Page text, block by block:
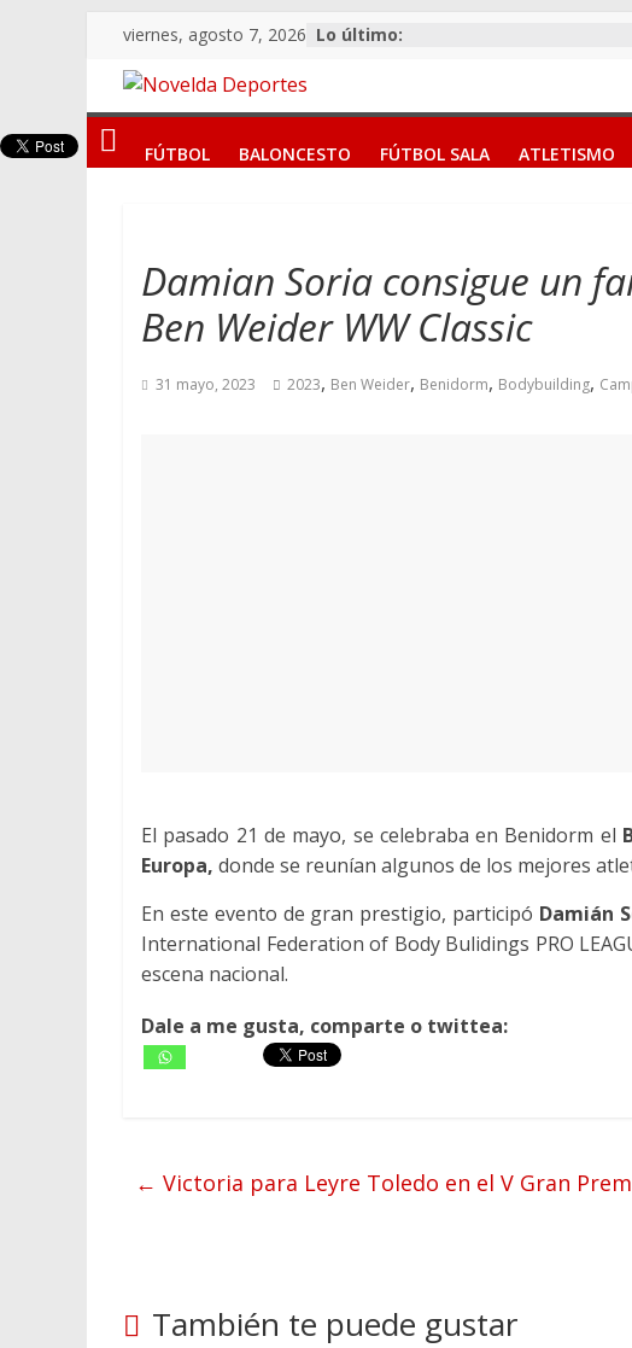
Saltar
contenido
viernes, agosto 7, 2026 Lo último:
Novelda
Deportes
nuestro
deporte
FÚTBOL BALONCESTO FÚTBOL SALA ATLETISMO
Damian Soria consigue un
Ben Weider WW Classic
31 mayo, 2023 2023, Ben Weider, Benidorm, Bodybuilding,
El pasado 21 de mayo, se celebraba en Benidorm el
Europa, donde se reunían algunos de los mejores
En este evento de gran prestigio, participó Damián
International Federation of Body Bulidings PRO
escena nacional.
Dale a me gusta, comparte o twittea:
← Victoria para Leyre Toledo en el V Gran
También te puede gustar